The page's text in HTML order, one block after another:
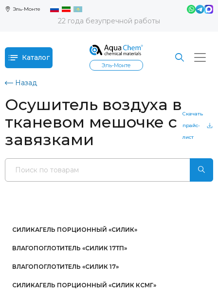
Эль-Монте
22 года безупречной работы
Каталог
Эль-Монте
Назад
Осушитель воздуха в
тканевом мешочке с
завязками
Скачать
прайс-
лист
СИЛИКАГЕЛЬ ПОРЦИОННЫЙ «СИЛИК»
ВЛАГОПОГЛОТИТЕЛЬ «СИЛИК 17ТП»
ВЛАГОПОГЛОТИТЕЛЬ «СИЛИК 17»
СИЛИКАГЕЛЬ ПОРЦИОННЫЙ «СИЛИК КСМГ»